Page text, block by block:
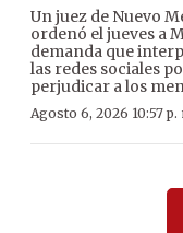
Un juez de Nuevo
ordenó el jueves a
demanda que
las redes sociales
perjudicar a los
Agosto 6, 2026 10:57 p.